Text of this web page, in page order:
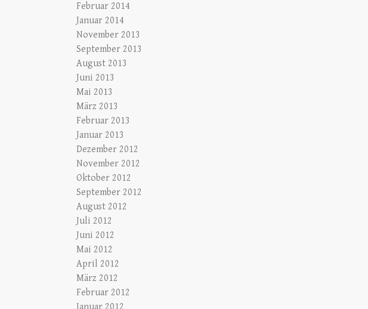
Februar 2014
Januar 2014
November 2013
September 2013
August 2013
Juni 2013
Mai 2013
März 2013
Februar 2013
Januar 2013
Dezember 2012
November 2012
Oktober 2012
September 2012
August 2012
Juli 2012
Juni 2012
Mai 2012
April 2012
März 2012
Februar 2012